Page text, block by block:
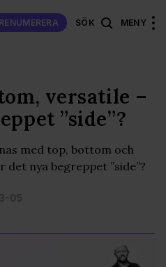
SÖK MENY
versatile –
”side”?
med top, bottom och
det nya begreppet ”side”?
05